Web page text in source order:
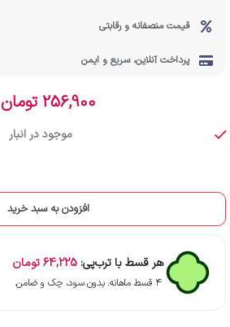
قیمت منصفانه و رقابتی
پرداخت آنلاین، سریع و ایمن
256,900 تومان
موجود در انبار
افزودن به سبد خرید
هر قسط با ترب‌پی: 64,225تومان
۴ قسط ماهانه. بدون سود، چک و ضامن.